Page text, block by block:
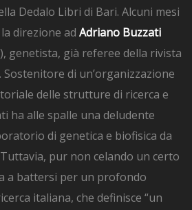
Dedalo Libri di Bari. Alcuni mesi
direzione adAdriano Buzzati
genetista, già referee della rivista
Sostenitore di un’organizzazione
delle strutture di ricerca e
ha alle spalle una deludente
di genetica e biofisica da
pur non celando un certo
a battersi per un profondo
italiana, che definisce “un